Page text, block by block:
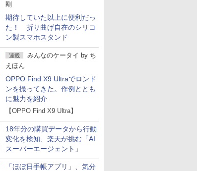
剛
期待していた以上に便利だっ
た！ 折り曲げ自在のシリコ
ン製スマホスタンド
連載 みんなのケータイ by ち
えほん
OPPO Find X9 Ultraでロンド
ンを撮ってきた。作例ととも
に魅力を紹介
【OPPO Find X9 Ultra】
18年分の購買データから行動
変化を検知、楽天が挑む「AI
スーパーエージェント」
「ほぼ日手帳アプリ」、気分